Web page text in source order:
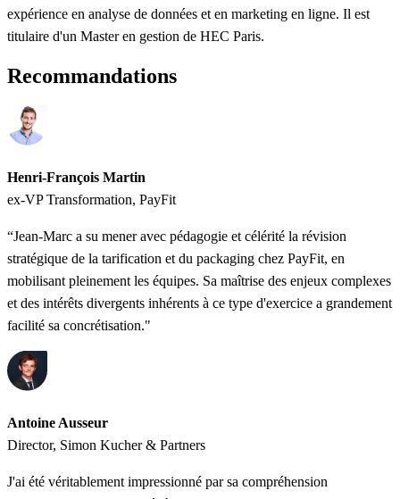
expérience en analyse de données et en marketing en ligne. Il est
titulaire d'un Master en gestion de HEC Paris.
Recommandations
Henri-François Martin
ex-VP Transformation, PayFit
“Jean-Marc a su mener avec pédagogie et célérité la révision
stratégique de la tarification et du packaging chez PayFit, en
mobilisant pleinement les équipes. Sa maîtrise des enjeux complexes
et des intérêts divergents inhérents à ce type d'exercice a grandement
facilité sa concrétisation."
Antoine Ausseur
Director, Simon Kucher & Partners
J'ai été véritablement impressionné par sa compréhension